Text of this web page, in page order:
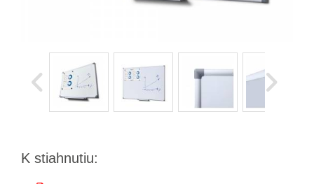
K stiahnutiu: